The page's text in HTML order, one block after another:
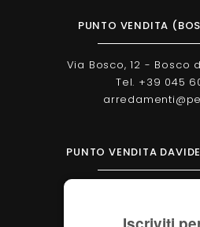
PUNTO VENDITA
Via Bosco, 12 - Bosco
Tel. +39 045
PUNTO VENDITA